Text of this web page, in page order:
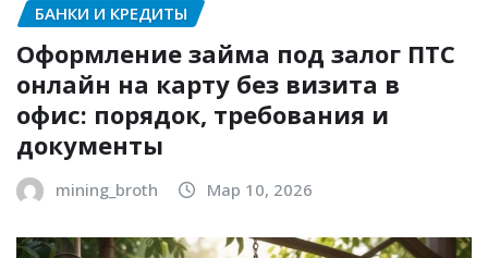
БАНКИ И КРЕДИТЫ
Оформление займа под залог ПТС
онлайн на карту без визита в
офис: порядок, требования и
документы
mining_broth Мар 10, 2026